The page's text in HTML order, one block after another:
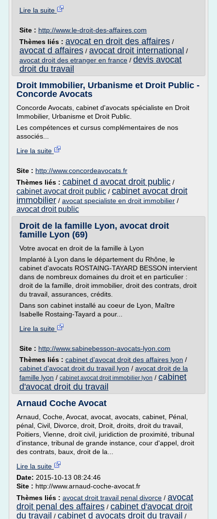
Lire la suite
Site : http://www.le-droit-des-affaires.com
Thèmes liés : avocat en droit des affaires /
avocat d affaires / avocat droit international /
avocat droit des etranger en france / devis avocat
droit du travail
Droit Immobilier, Urbanisme et Droit Public -
Concorde Avocats
Concorde Avocats, cabinet d'avocats spécialiste en Droit
Immobilier, Urbanisme et Droit Public.
Les compétences et cursus complémentaires de nos
associés...
Lire la suite
Site : http://www.concordeavocats.fr
Thèmes liés : cabinet d avocat droit public /
cabinet avocat droit public / cabinet avocat droit
immobilier / avocat specialiste en droit immobilier /
avocat droit public
Droit de la famille Lyon, avocat droit
famille Lyon (69)
Votre avocat en droit de la famille à Lyon
Implanté à Lyon dans le département du Rhône, le
cabinet d'avocats ROSTAING-TAYARD BESSON intervient
dans de nombreux domaines du droit et en particulier :
droit de la famille, droit immobilier, droit des contrats, droit
du travail, assurances, crédits.
Dans son cabinet installé au coeur de Lyon, Maître
Isabelle Rostaing-Tayard a pour...
Lire la suite
Site : http://www.sabinebesson-avocats-lyon.com
Thèmes liés : cabinet d'avocat droit des affaires lyon /
cabinet d'avocat droit du travail lyon / avocat droit de la
famille lyon / cabinet avocat droit immobilier lyon / cabinet
d'avocat droit du travail
Arnaud Coche Avocat
Arnaud, Coche, Avocat, avocat, avocats, cabinet, Pénal,
pénal, Civil, Divorce, droit, Droit, droits, droit du travail,
Poitiers, Vienne, droit civil, juridiction de proximité, tribunal
d'instance, tribunal de grande instance, cour d'appel, droit
des contrats, baux, droit de la...
Lire la suite
Date: 2015-10-13 08:24:46
Site : http://www.arnaud-coche-avocat.fr
Thèmes liés : avocat droit travail penal divorce / avocat
droit penal des affaires / cabinet d'avocat droit
du travail / cabinet d avocats droit du travail /